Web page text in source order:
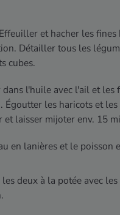
et hacher les fines
Détailler tous les
cubes.
dans l'huile avec l'ail et
Égoutter les haricots et
et laisser mijoter env. 15
en lanières et le poisson
deux à la potée avec